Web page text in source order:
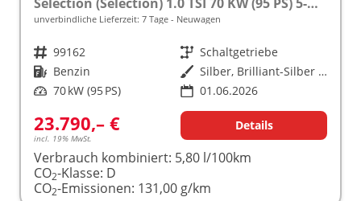
unverbindliche Lieferzeit: 7 Tage Neuwagen
Fahrzeugnr. 99162 Getriebe Schaltgetriebe
Kraftstoff Benzin Außenfarbe
Silber, Brilliant-Silber Metallic (8E)
Leistung 70 kW (95 PS) 01.06.2026
23.790,– €
incl. 19% MwSt.
Details
Verbrauch kombiniert: 5,80 l/100km
CO2-Klasse: D
CO2-Emissionen: 131,00 g/km